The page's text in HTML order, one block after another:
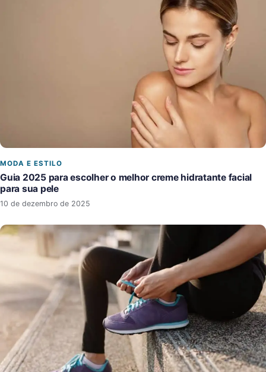
MODA E ESTILO
Guia 2025 para escolher o melhor creme hidratante facial
para sua pele
10 de dezembro de 2025